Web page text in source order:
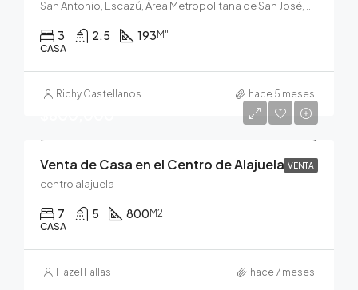
3 2.5 193M"
CASA
Richy Castellanos hace 5 meses
VENTA
Venta de Casa en el Centro de Alajuela
centro alajuela
7 5 800M2
CASA
Hazel Fallas hace 7 meses